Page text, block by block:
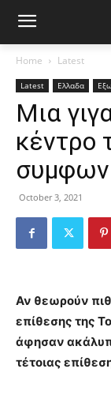
Home Latest
Latest Ελλαδα
Mια
κέντρο
October 3, 2021
Αν θεωρούν
επίθεσης της
άφησαν
τέτοιας